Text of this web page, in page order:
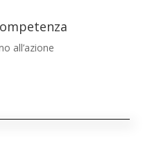
all’azione